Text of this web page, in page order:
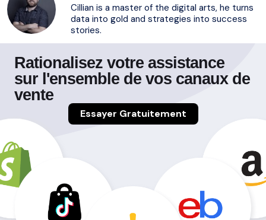
Cillian is a master of the digital arts, he turns
data into gold and strategies into success
stories.
Rationalisez votre assistance
sur l'ensemble de vos canaux de
vente
Essayer Gratuitement